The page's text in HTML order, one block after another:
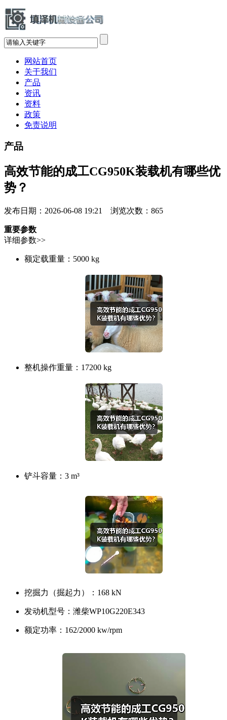
网站首页
关于我们
产品
资讯
资料
政策
免责说明
产品
高效节能的成工CG950K装载机有哪些优
势？
发布日期：2026-06-08 19:21 浏览次数： 865
重要参数
详细参数>>
额定载重量： 5000 kg
整机操作重量： 17200 kg
铲斗容量： 3 m³
挖掘力（掘起力）： 168 kN
发动机型号： 潍柴WP10G220E343
额定功率： 162/2000 kw/rpm